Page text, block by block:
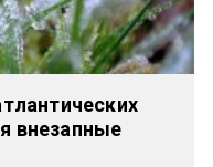
внезапные